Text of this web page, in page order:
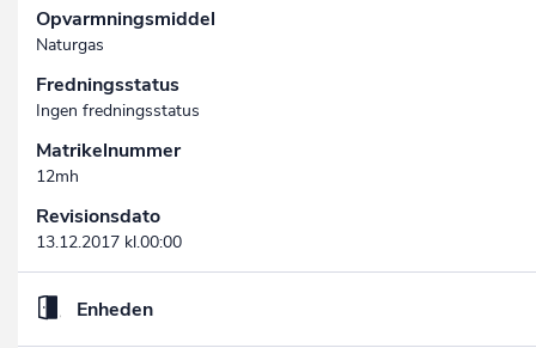
Opvarmningsmiddel
Naturgas
Fredningsstatus
Ingen fredningsstatus
Matrikelnummer
12mh
Revisionsdato
13.12.2017 kl.00:00
Enheden